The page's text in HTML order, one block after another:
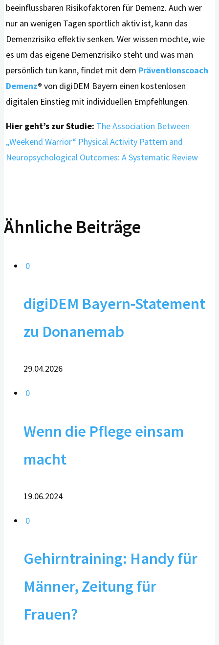
beeinflussbaren Risikofaktoren für Demenz. Auch wer
nur an wenigen Tagen sportlich aktiv ist, kann das
Demenzrisiko effektiv senken. Wer wissen möchte, wie
es um das eigene Demenzrisiko steht und was man
persönlich tun kann, findet mit dem Präventionscoach
Demenz® von digiDEM Bayern einen kostenlosen
digitalen Einstieg mit individuellen Empfehlungen.
Hier geht’s zur Studie: The Association Between
„Weekend Warrior“ Physical Activity Pattern and
Neuropsychological Outcomes: A Systematic Review
Ähnliche Beiträge
0
digiDEM Bayern-Statement
zu Donanemab
29.04.2026
0
Wenn die Pflege einsam
macht
19.06.2024
0
Gehirntraining: Handy für
Männer, Zeitung für
Frauen?